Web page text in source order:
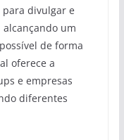
divulgar e
um
de forma
oferece a
e empresas
diferentes